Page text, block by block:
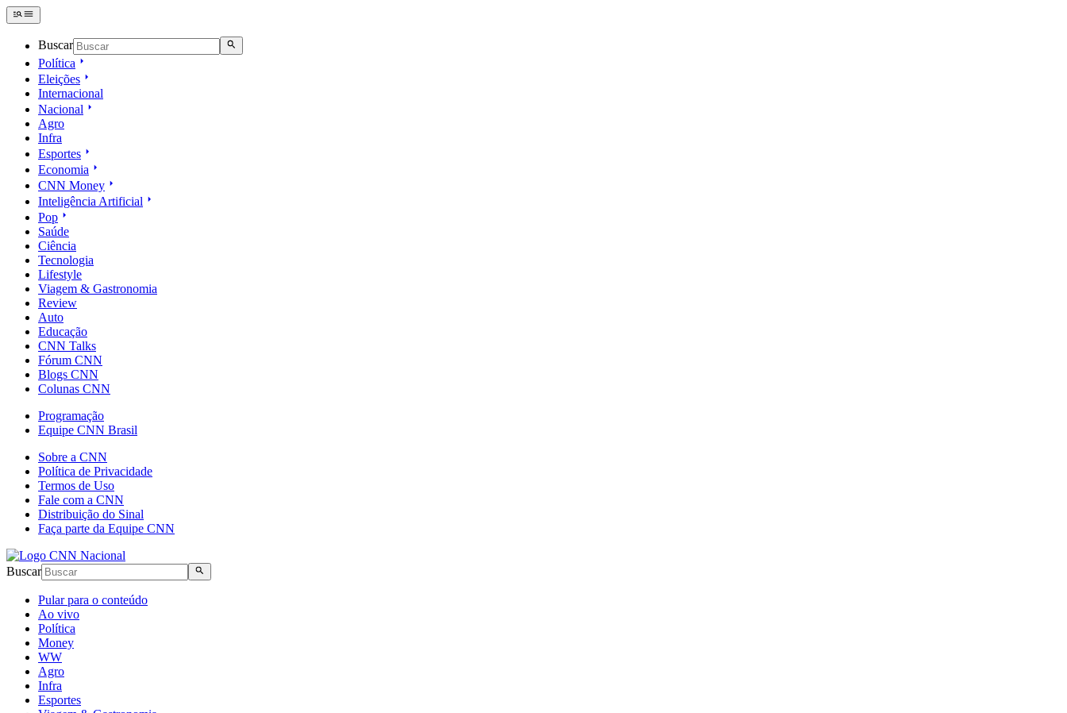
Buscar
Política
Eleições
Internacional
Nacional
Agro
Infra
Esportes
Economia
CNN Money
Inteligência Artificial
Pop
Saúde
Ciência
Tecnologia
Lifestyle
Viagem & Gastronomia
Review
Auto
Educação
CNN Talks
Fórum CNN
Blogs CNN
Colunas CNN
Programação
Equipe CNN Brasil
Sobre a CNN
Política de Privacidade
Termos de Uso
Fale com a CNN
Distribuição do Sinal
Faça parte da Equipe CNN
Buscar
Pular para o conteúdo
Ao vivo
Política
Money
WW
Agro
Infra
Esportes